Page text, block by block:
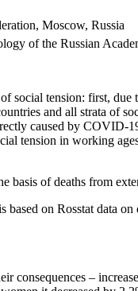
Moscow, Russia
of the Russian
social tension: first, due
and all strata of
caused by COVID-
tension in working
basis of deaths from
on Rosstat data
consequences –